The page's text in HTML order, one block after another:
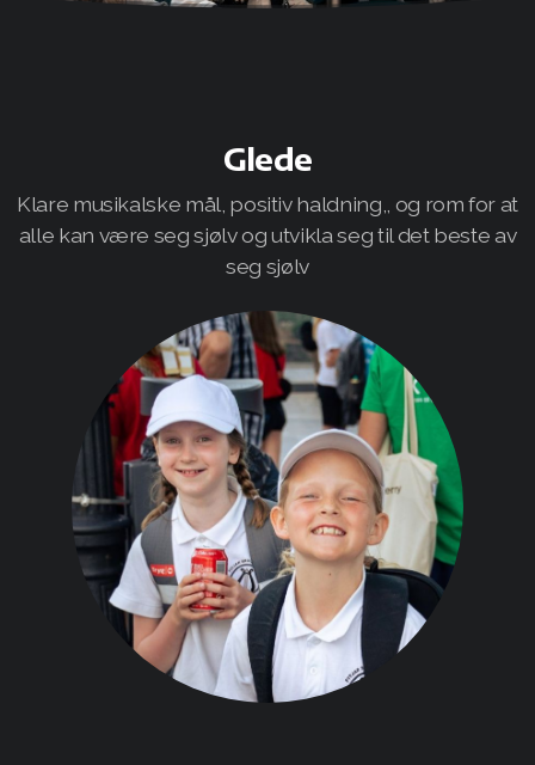
Glede
Klare musikalske mål, positiv haldning,, og rom for at
alle kan være seg sjølv og utvikla seg til det beste av
seg sjølv
Fanafestivalen